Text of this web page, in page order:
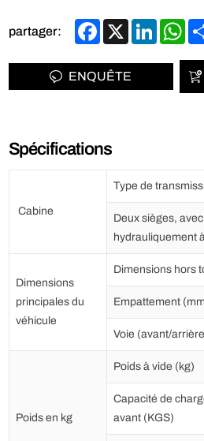
partager: Facebook
X LinkedIn
ENQUÊTE
Spécifications
Cabine
Type de
Deux sièges,
hydrauliquement
Dimensions
principales du
véhicule
Dimensions hors
Empattement
Voie (avant/
Poids en kg
Poids à vide (kg)
Capacité de
avant (KGS)